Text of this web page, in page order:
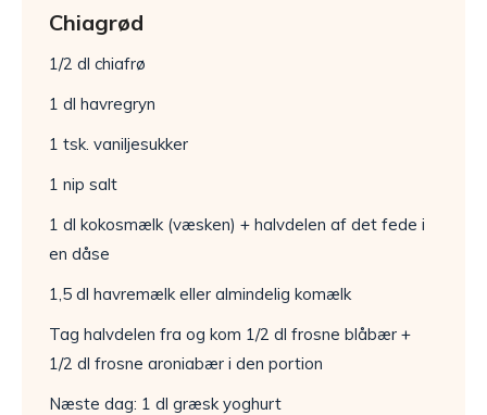
Chiagrød
1/2 dl chiafrø
1 dl havregryn
1 tsk. vaniljesukker
1 nip salt
1 dl kokosmælk (væsken) + halvdelen af det fede i
en dåse
1,5 dl havremælk eller almindelig komælk
Tag halvdelen fra og kom 1/2 dl frosne blåbær +
1/2 dl frosne aroniabær i den portion
Næste dag: 1 dl græsk yoghurt